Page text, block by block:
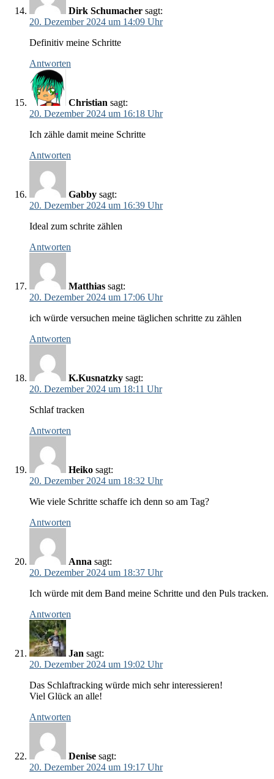
Dirk Schumacher sagt:
20. Dezember 2024 um 14:09 Uhr
Definitiv meine Schritte
Antworten
Christian sagt:
20. Dezember 2024 um 16:18 Uhr
Ich zähle damit meine Schritte
Antworten
Gabby sagt:
20. Dezember 2024 um 16:39 Uhr
Ideal zum schrite zählen
Antworten
Matthias sagt:
20. Dezember 2024 um 17:06 Uhr
ich würde versuchen meine täglichen schritte zu zählen
Antworten
K.Kusnatzky sagt:
20. Dezember 2024 um 18:11 Uhr
Schlaf tracken
Antworten
Heiko sagt:
20. Dezember 2024 um 18:32 Uhr
Wie viele Schritte schaffe ich denn so am Tag?
Antworten
Anna sagt:
20. Dezember 2024 um 18:37 Uhr
Ich würde mit dem Band meine Schritte und den Puls tracken.
Antworten
Jan sagt:
20. Dezember 2024 um 19:02 Uhr
Das Schlaftracking würde mich sehr interessieren!
Viel Glück an alle!
Antworten
Denise sagt:
20. Dezember 2024 um 19:17 Uhr